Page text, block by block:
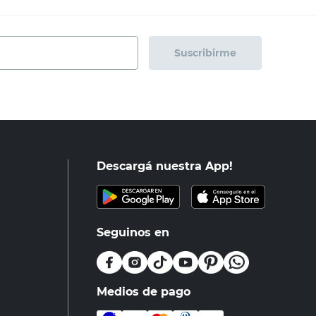
Suscribirme
Descargá nuestra App!
Seguinos en
Medios de pago